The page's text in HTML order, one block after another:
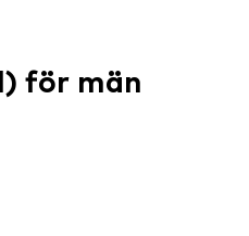
för män